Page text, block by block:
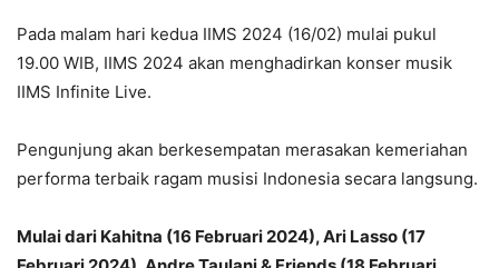
Pada malam hari kedua IIMS 2024 (16/02) mulai pukul
19.00 WIB, IIMS 2024 akan menghadirkan konser musik
IIMS Infinite Live.
Pengunjung akan berkesempatan merasakan kemeriahan
performa terbaik ragam musisi Indonesia secara langsung.
Mulai dari Kahitna (16 Februari 2024), Ari Lasso (17